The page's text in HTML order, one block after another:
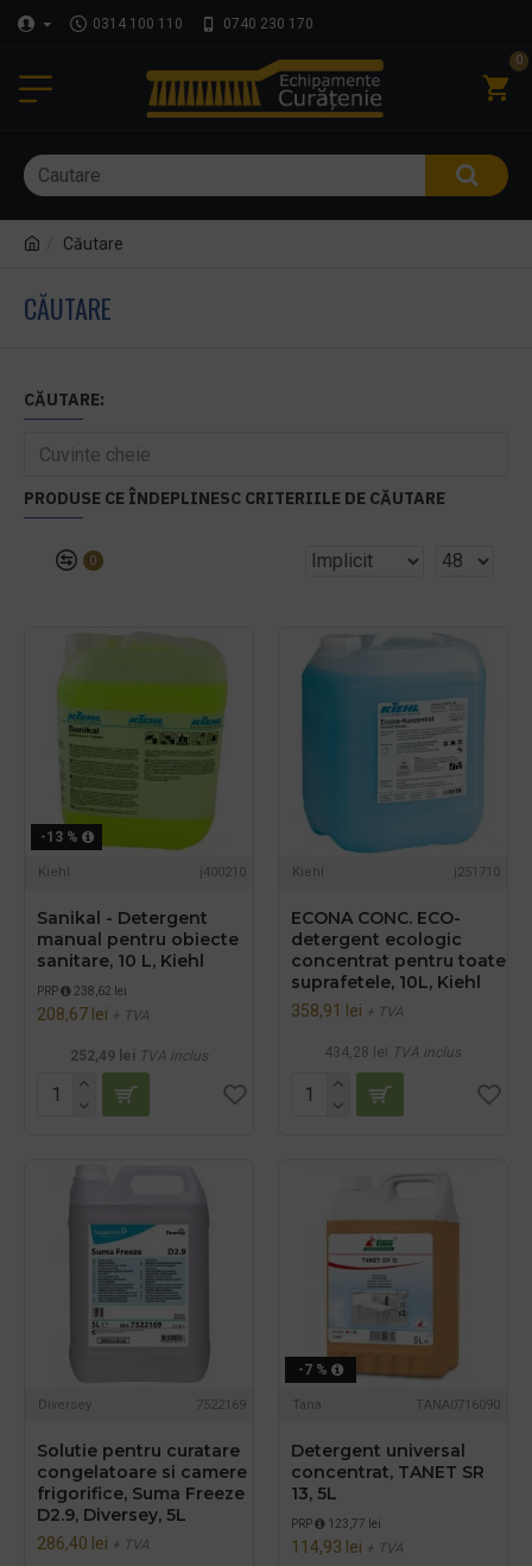
0314 100 110 0740 230 170
0
Căutare
CĂUTARE
CĂUTARE:
PRODUSE CE ÎNDEPLINESC CRITERIILE DE CĂUTARE
0
-13 %
Kiehl j400210
Sanikal - Detergent
manual pentru obiecte
sanitare, 10 L, Kiehl
PRP 238,62 lei
208,67 lei + TVA
252,49 lei TVA inclus
Kiehl j251710
ECONA CONC. ECO-
detergent ecologic
concentrat pentru toate
suprafetele, 10L, Kiehl
358,91 lei + TVA
434,28 lei TVA inclus
Diversey 7522169
Solutie pentru curatare
congelatoare si camere
frigorifice, Suma Freeze
D2.9, Diversey, 5L
286,40 lei + TVA
-7 %
Tana TANA0716090
Detergent universal
concentrat, TANET SR
13, 5L
PRP 123,77 lei
114,93 lei + TVA